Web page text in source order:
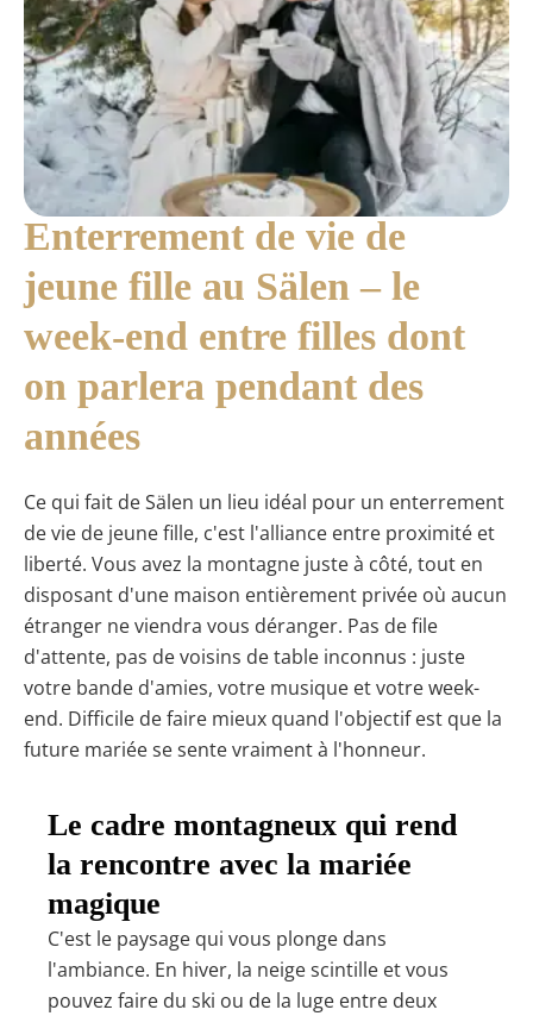
Enterrement de vie de
jeune fille au Sälen – le
week-end entre filles dont
on parlera pendant des
années
Ce qui fait de Sälen un lieu idéal pour un enterrement
de vie de jeune fille, c'est l'alliance entre proximité et
liberté. Vous avez la montagne juste à côté, tout en
disposant d'une maison entièrement privée où aucun
étranger ne viendra vous déranger. Pas de file
d'attente, pas de voisins de table inconnus : juste
votre bande d'amies, votre musique et votre week-
end. Difficile de faire mieux quand l'objectif est que la
future mariée se sente vraiment à l'honneur.
Le cadre montagneux qui rend
la rencontre avec la mariée
magique
C'est le paysage qui vous plonge dans
l'ambiance. En hiver, la neige scintille et vous
pouvez faire du ski ou de la luge entre deux